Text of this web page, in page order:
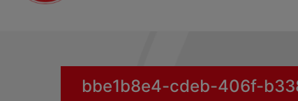
bbe1b8e4-cdeb-406f-